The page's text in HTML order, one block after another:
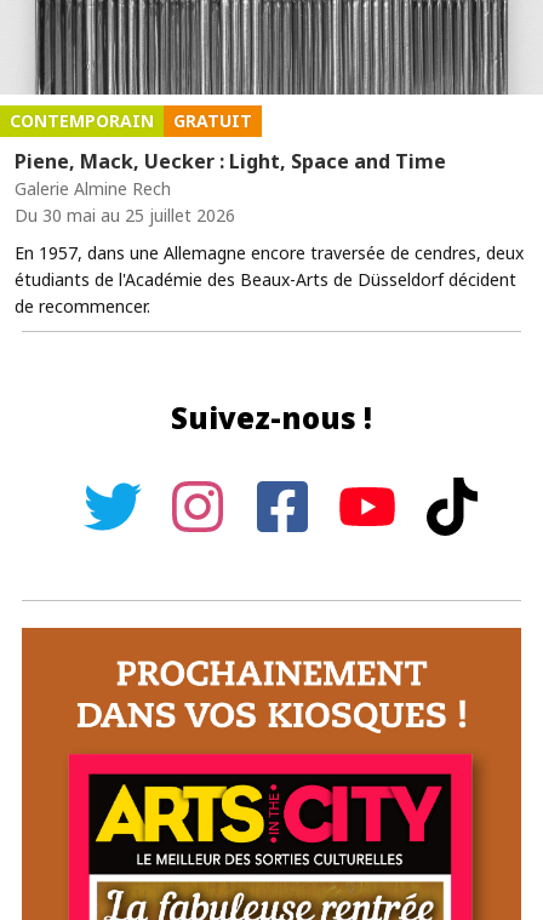
CONTEMPORAIN GRATUIT
Piene, Mack, Uecker : Light, Space and Time
Galerie Almine Rech
Du 30 mai au 25 juillet 2026
En 1957, dans une Allemagne encore traversée de cendres, deux
étudiants de l'Académie des Beaux-Arts de Düsseldorf décident
de recommencer.
Suivez-nous !